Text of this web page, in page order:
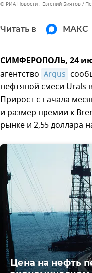
© РИА Новости . Евгений Биятов
Читать в МАКС
СИМФЕРОПОЛЬ, 24
агентство Argus
нефтяной смеси Urals
Прирост с начала
и размер премии к
рынке и 2,55 доллара
Цена на нефть